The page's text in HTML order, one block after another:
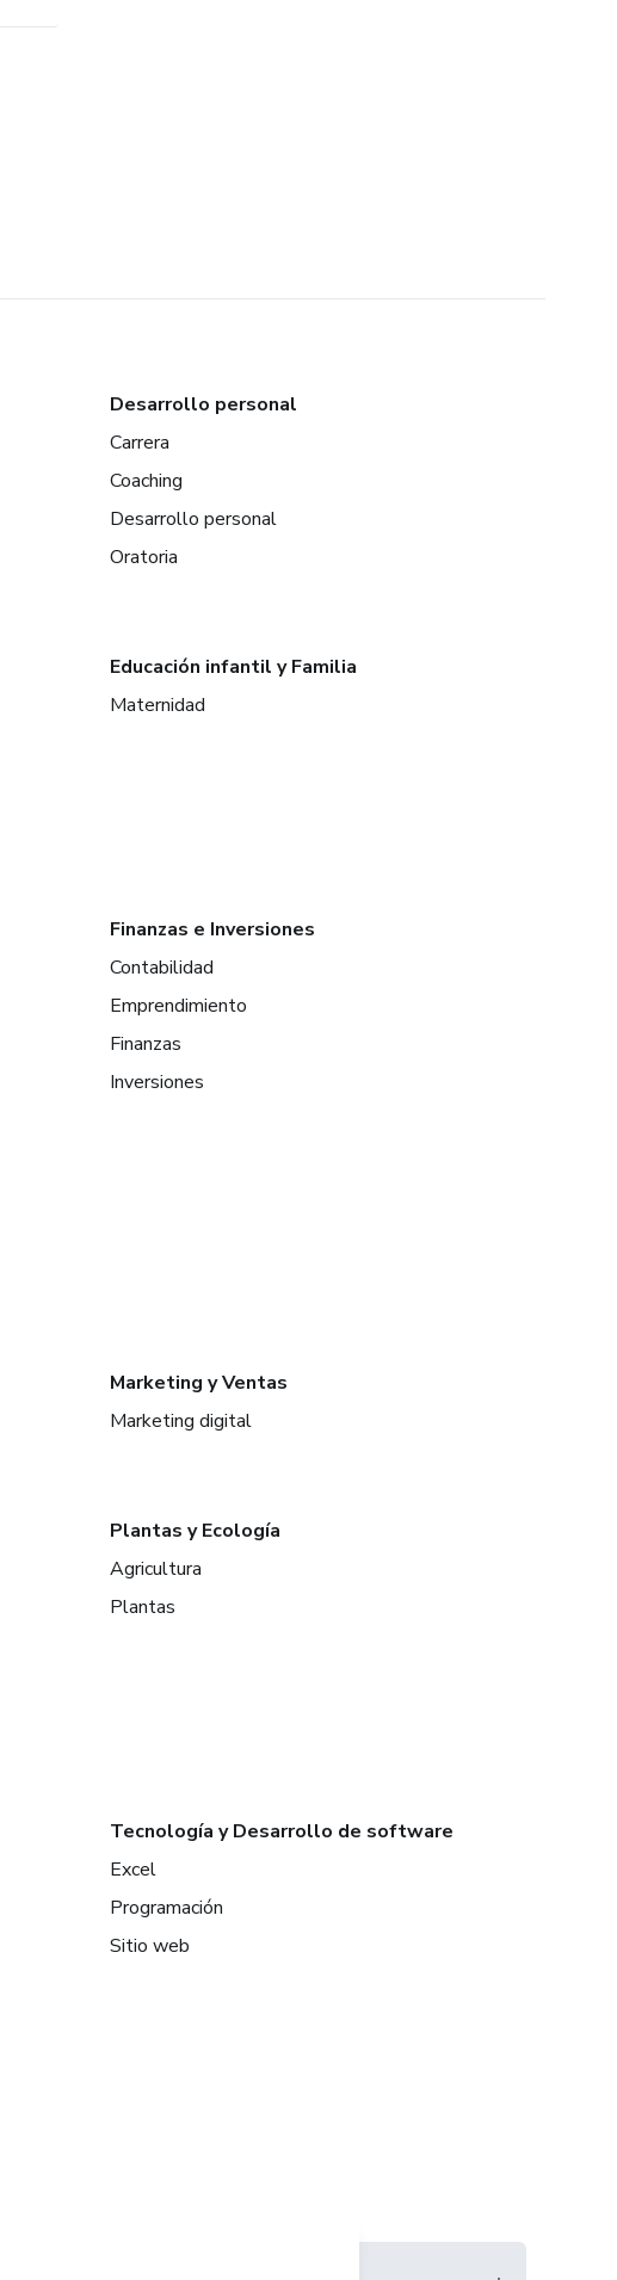
Desarrollo personal
Carrera
Coaching
Desarrollo personal
Oratoria
Educación infantil y Familia
Maternidad
Finanzas e Inversiones
Contabilidad
Emprendimiento
Finanzas
Inversiones
Marketing y Ventas
Marketing digital
Plantas y Ecología
Agricultura
Plantas
Tecnología y Desarrollo de software
Excel
Programación
Sitio web